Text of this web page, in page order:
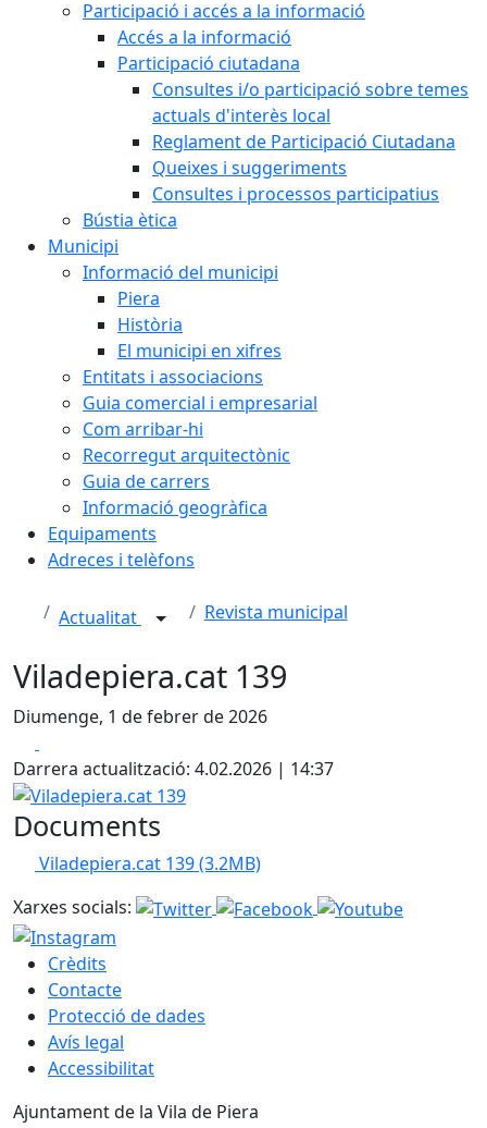
Participació i accés a la informació
Accés a la informació
Participació ciutadana
Consultes i/o participació sobre temes
actuals d'interès local
Reglament de Participació Ciutadana
Queixes i suggeriments
Consultes i processos participatius
Bústia ètica
Municipi
Informació del municipi
Piera
Història
El municipi en xifres
Entitats i associacions
Guia comercial i empresarial
Com arribar-hi
Recorregut arquitectònic
Guia de carrers
Informació geogràfica
Equipaments
Adreces i telèfons
Actualitat Revista municipal
Viladepiera.cat 139
Diumenge, 1 de febrer de 2026
Darrera actualització: 4.02.2026 | 14:37
Viladepiera.cat 139
Documents
Viladepiera.cat 139(3.2MB)
Xarxes socials:
Crèdits
Contacte
Protecció de dades
Avís legal
Accessibilitat
Ajuntament de la Vila de Piera